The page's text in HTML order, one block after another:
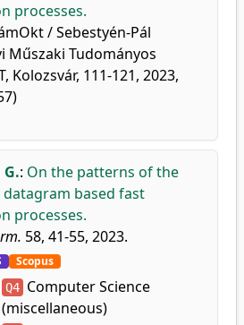
processes.
/ Sebestyén-Pál
Műszaki Tudományos
Kolozsvár, 111-121, 2023,
: On the patterns of the
based fast
processes.
58, 41-55, 2023.
Scopus
Q4 Computer Science
(miscellaneous)